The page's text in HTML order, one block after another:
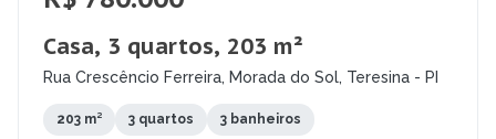
Casa, 3 quartos, 203 m²
Rua Crescêncio Ferreira, Morada do Sol, Teresina - PI
203 m² 3 quartos 3 banheiros